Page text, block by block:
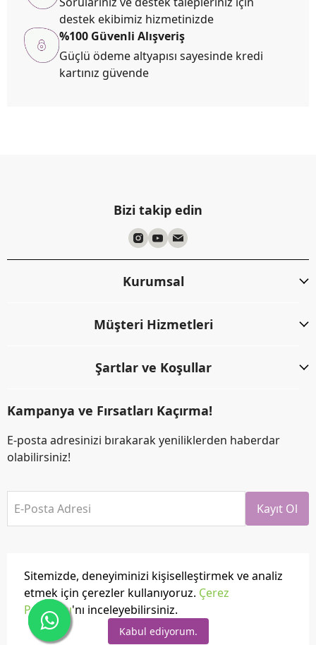
Sitemizde, deneyiminizi kişiselleştirmek ve analiz
etmek için çerezler kullanıyoruz. Çerez
Politikası'nı inceleyebilirsiniz.
Kabul ediyorum.
destek ekibimiz hizmetinizde
%100 Güvenli Alışveriş
Güçlü ödeme altyapısı sayesinde kredi
kartınız güvende
Bizi takip edin
Kurumsal
Müşteri Hizmetleri
Şartlar ve Koşullar
Kampanya ve Fırsatları Kaçırma!
E-posta adresinizi bırakarak yeniliklerden haberdar
olabilirsiniz!
E-Posta Adresi Kayıt Ol
Tüm hakları saklıdır.
Powered by ikas